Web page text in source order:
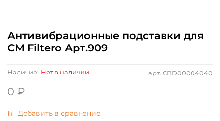
арт. CBD00004040
Наличие: Нет в наличии
Антивибрационные подставки для
СМ Filtero Арт.909
0 ₽
Добавить в сравнение